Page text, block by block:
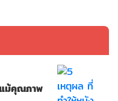
ม้คุณภาพ